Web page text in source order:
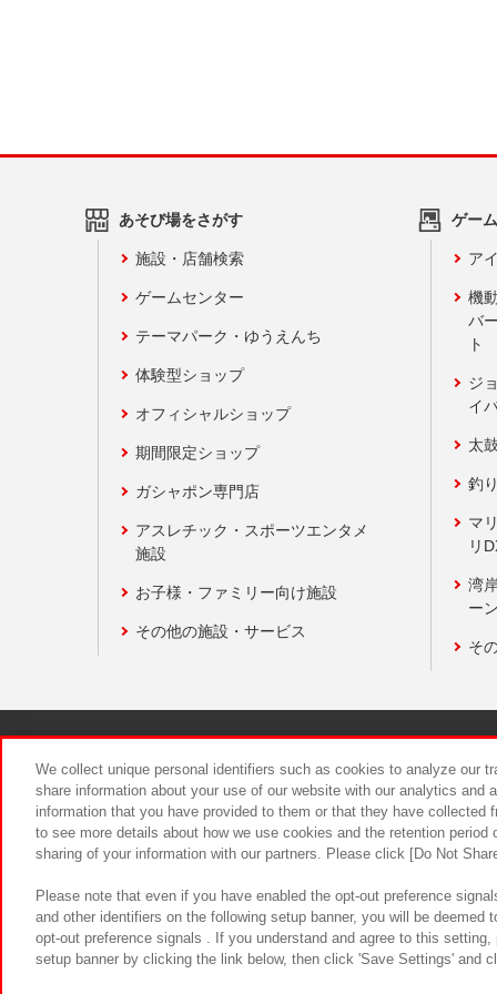
あそび場をさがす
施設・店舗検索
ゲームセンター
テーマパーク・ゆうえんち
体験型ショップ
オフィシャルショップ
期間限定ショップ
ガシャポン専門店
アスレチック・スポーツエンタメ
施設
お子様・ファミリー向け施設
その他の施設・サービス
ゲー
ア
機
バ
ト
ジ
イ
太
釣
マ
リ
湾
ー
そ
食品のご
We collect unique personal identifiers such as cookies to analyze our
share information about your use of our website with our analytics and
information that you have provided to them or that they have
to see more details about how we use cookies and the retention
sharing of your information with our partners. Please click [Do Not
Please note that even if you have enabled the opt-out preference
and other identifiers on the following setup banner, you will be
opt-out preference signals . If you understand and agree to this
setup banner by clicking the link below, then click 'Save Settings' and